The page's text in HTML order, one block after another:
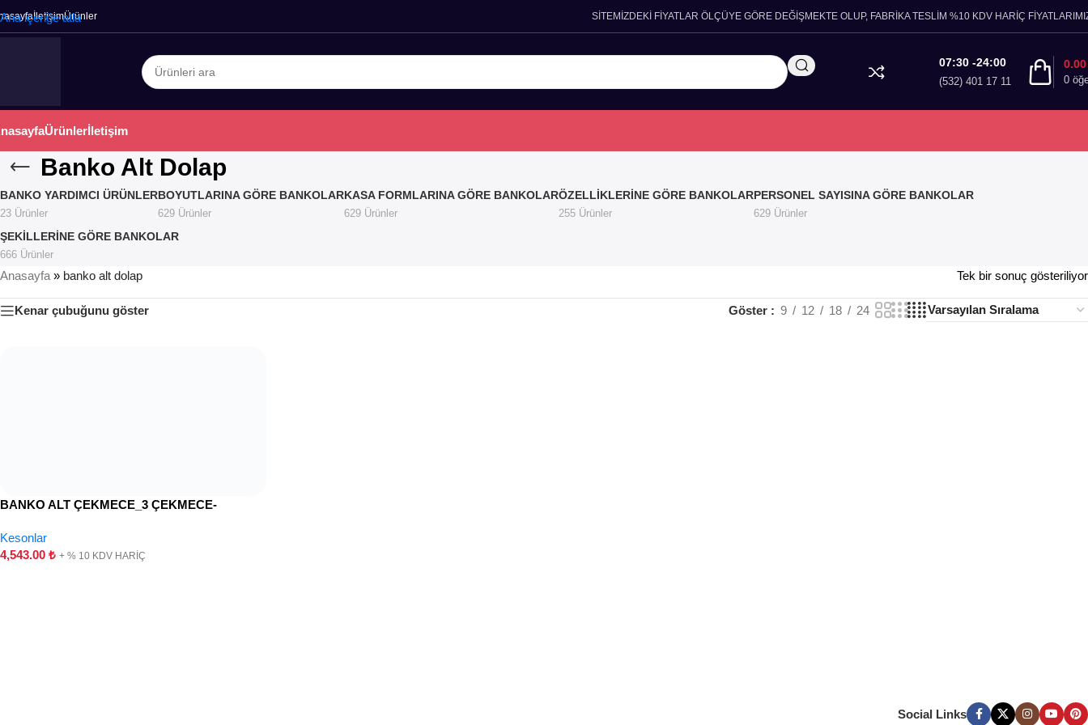
Ana içeriğe atla
İletişimÜrünler SİTEMİZDEKİ FİYATLAR ÖLÇÜYE GÖRE DEĞİŞMEKTE OLUP, FABRİKA TESLİM %10 KDV HARİÇ
07:30 -24:00
(532) 401 17 11 0
Ürünlerİletişim
Banko Alt Dolap
BANKO YARDIMCI ÜRÜNLER
23 Ürünler
BOYUTLARINA GÖRE BANKOLAR
629 Ürünler
KASA FORMLARINA GÖRE BANKOLAR
629 Ürünler
ÖZELLIKLERINE GÖRE BANKOLAR
255 Ürünler
PERSONEL SAYISINA GÖRE BANKOLAR
629 Ürünler
ŞEKILLERINE GÖRE BANKOLAR
666 Ürünler
Anasayfa » banko alt dolap Tek bir sonuç gösteriliyor
Kenar çubuğunu göster Göster 9 12 18 24
BANKO ALT ÇEKMECE_3 ÇEKMECE-
Kesonlar
4,543.00 ₺ + % 10 KDV HARİÇ
Social Links